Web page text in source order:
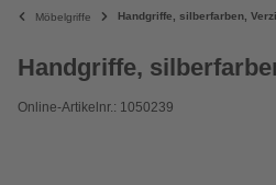
Möbelgriffe Handgriffe, silberfarben,
Handgriffe,
Online-Artikelnr.: 1050239